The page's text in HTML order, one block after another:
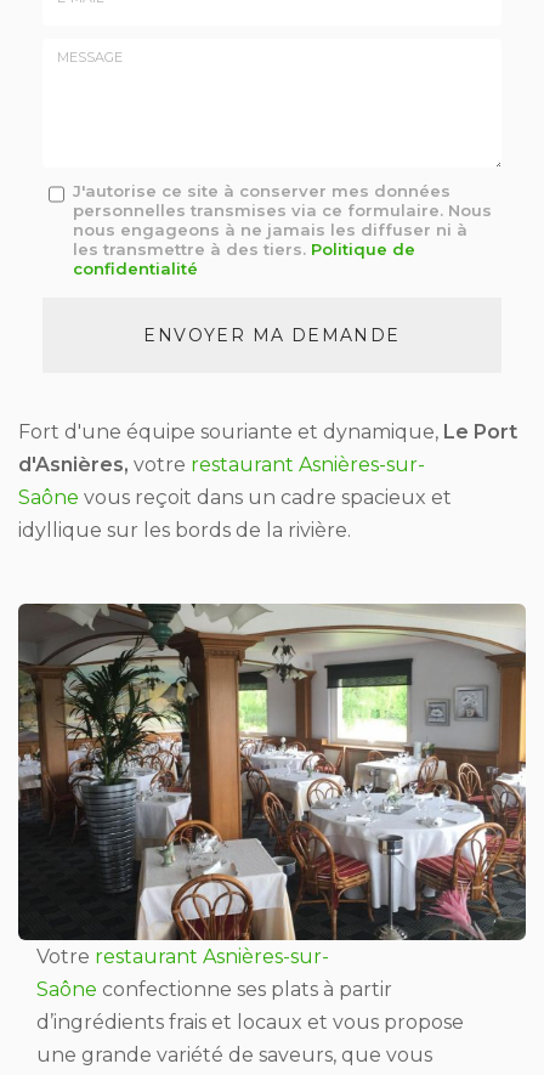
Message
J'autorise ce site à conserver mes données
personnelles transmises via ce formulaire. Nous
nous engageons à ne jamais les diffuser ni à
les transmettre à des tiers. Politique de
confidentialité
ENVOYER MA DEMANDE
Fort d'une équipe souriante et dynamique, Le Port
d'Asnières, votre restaurant Asnières-sur-
Saône vous reçoit dans un cadre spacieux et
idyllique sur les bords de la rivière.
Votre restaurant Asnières-sur-
Saône confectionne ses plats à partir
d’ingrédients frais et locaux et vous propose
une grande variété de saveurs, que vous